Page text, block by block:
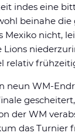
indes eine
beinahe
Mexiko nicht,
Lions
relativ
neun WM-
der WM
das Turnier